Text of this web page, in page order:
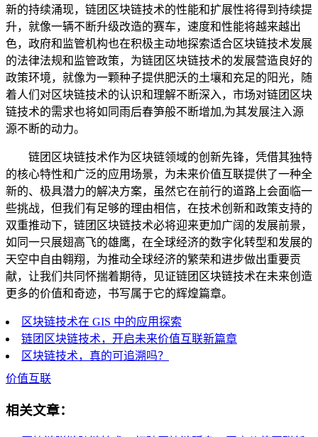
新的持续涌现，链团区块链技术的性能和扩展性将得到持续提
升，就像一辆不断升级改造的赛车，速度和性能将越来越出
色，政府和监管机构也在积极主动地探索适合区块链技术发展
的法律法规和监管政策，为链团区块链技术的发展营造良好的
政策环境，就像为一颗种子提供肥沃的土壤和充足的阳光，随
着人们对区块链技术的认识和理解不断深入，市场对链团区块
链技术的需求也将如同雨后春笋般不断增加,为其发展注入源
源不断的动力。
链团区块链技术作为区块链领域的创新先锋，凭借其独特
的核心特性和广泛的应用场景，为未来价值互联提供了一种全
新的、极具潜力的解决方案，虽然它在前行的道路上会面临一
些挑战，但我们有足够的理由相信，在技术创新和政策支持的
双重推动下，链团区块链技术必将迎来更加广阔的发展前景，
如同一只展翅高飞的雄鹰，在全球经济的数字化转型和发展的
天空中自由翱翔，为推动全球经济的繁荣和进步做出重要贡
献，让我们共同怀揣着期待，见证链团区块链技术在未来创造
更多的价值和奇迹，书写属于它的辉煌篇章。
区块链技术在 GIS 中的应用探索
链团区块链技术，开启未来价值互联新篇章
区块链技术，真的可追溯吗？
价值互联
相关文章：